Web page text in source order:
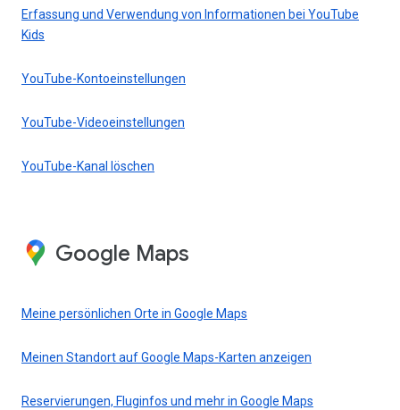
Erfassung und Verwendung von Informationen bei YouTube
Kids
YouTube-Kontoeinstellungen
YouTube-Videoeinstellungen
YouTube-Kanal löschen
Google Maps
Meine persönlichen Orte in Google Maps
Meinen Standort auf Google Maps-Karten anzeigen
Reservierungen, Fluginfos und mehr in Google Maps